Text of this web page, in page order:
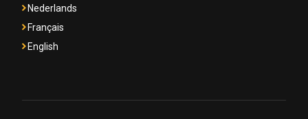
Nederlands
Français
English